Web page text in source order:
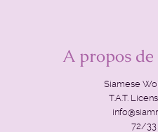
A propos
Siamese
T.A.T.
72/33